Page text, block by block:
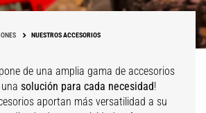
NUESTROS ACCESORIOS
de una amplia gama de accesorios
unasolución para cada necesidad!
aportan más versatilidad a su